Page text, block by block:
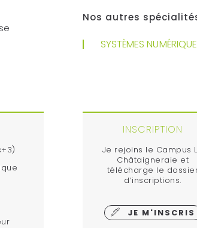
Nos autres
SYSTÈMES
INSCRIPTION
Je rejoins le Campus
Châtaigneraie et
télécharge le
d’inscriptions.
JE M'INSCRIS